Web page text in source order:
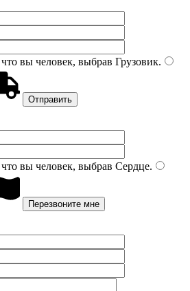
вы человек, выбрав Грузовик.
вы человек, выбрав Сердце.